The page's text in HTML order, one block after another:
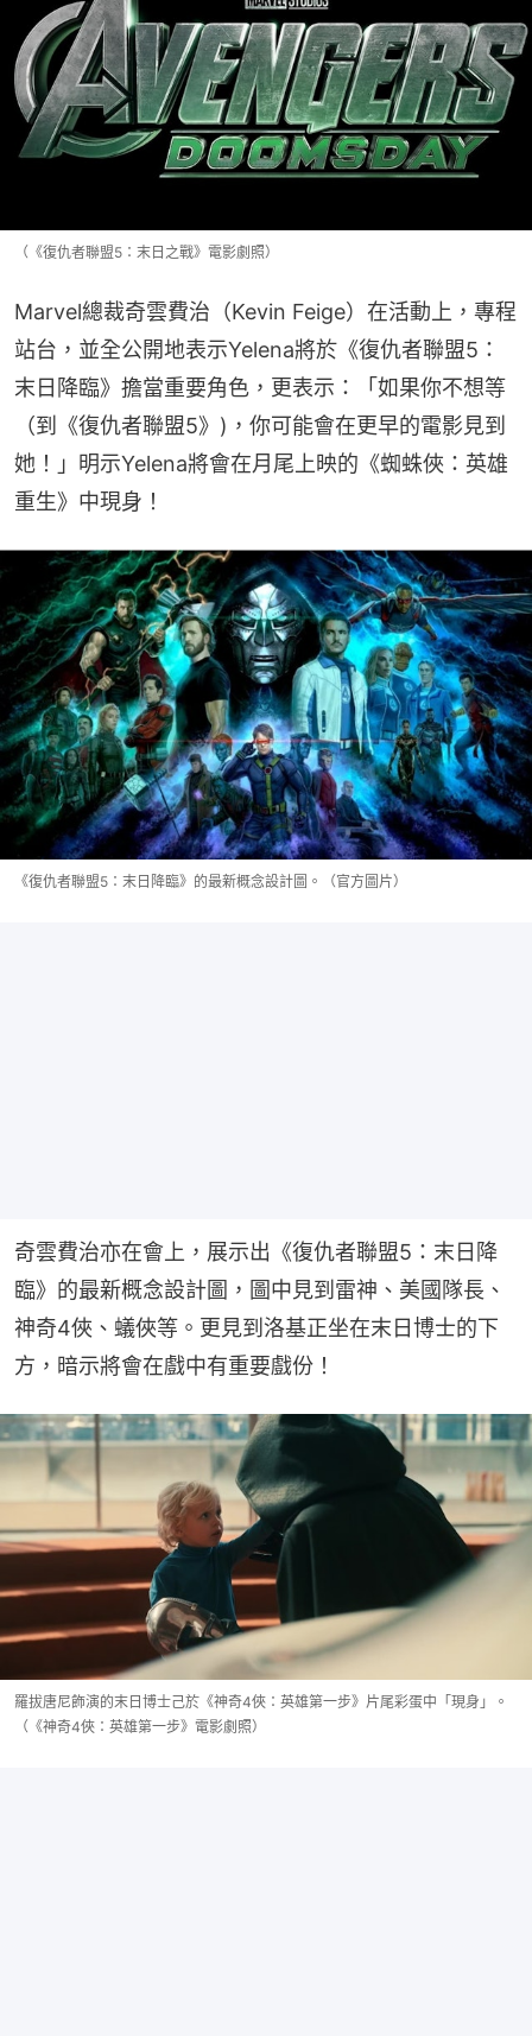
（《復仇者聯盟5：末日之戰》電影劇照）
Marvel總裁奇雲費治（Kevin Feige）在活動上，專程
站台，並全公開地表示Yelena將於《復仇者聯盟5：
末日降臨》擔當重要角色，更表示：「如果你不想等
（到《復仇者聯盟5》)，你可能會在更早的電影見到
她！」明示Yelena將會在月尾上映的《蜘蛛俠：英雄
重生》中現身！
《復仇者聯盟5：末日降臨》的最新概念設計圖。（官方圖片）
奇雲費治亦在會上，展示出《復仇者聯盟5：末日降
臨》的最新概念設計圖，圖中見到雷神、美國隊長、
神奇4俠、蟻俠等。更見到洛基正坐在末日博士的下
方，暗示將會在戲中有重要戲份！
羅拔唐尼飾演的末日博士己於《神奇4俠：英雄第一步》片尾彩蛋中「現身」。
（《神奇4俠：英雄第一步》電影劇照）